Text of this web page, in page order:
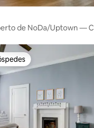
de NoDa/Uptown —
dos hóspedes